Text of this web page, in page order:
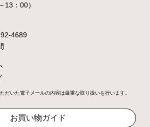
13：00）
4689
だいた電子メールの内容は厳重な取り扱いを行います。
お買い物ガイド